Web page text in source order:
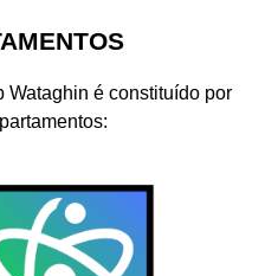
Wataghin é constituído por